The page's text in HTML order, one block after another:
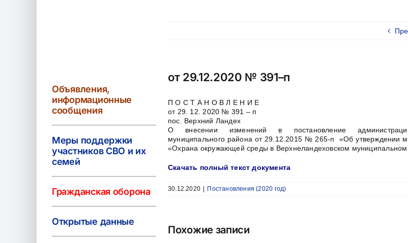
от 29.12.2020 № 391–п
П О С Т А Н О В Л Е Н И Е
от 29. 12. 2020 № 391 – п
пос. Верхний Ландех
О внесении изменений в постановление администрации
муниципального района от 29.12.2015 № 265-п «Об утверждении
«Охрана окружающей среды в Верхнеландеховском
Скачать полный текст документа
30.12.2020 Постановления (2020 год)
Похожие записи
Объявления,
информационные
сообщения
Меры поддержки
участников СВО и их
семей
Гражданская оборона
Открытые данные